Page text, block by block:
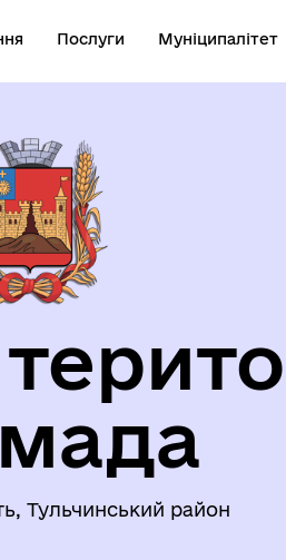
Послуги Муніципалітет
Тульчинський район